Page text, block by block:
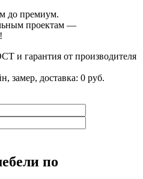
до премиум.
проектам —
и гарантия от производителя
замер, доставка: 0 руб.
по